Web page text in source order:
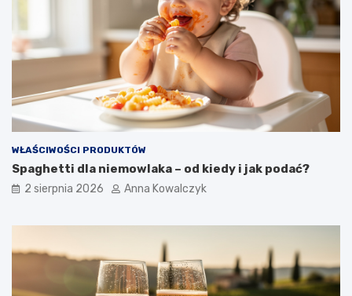
WŁAŚCIWOŚCI PRODUKTÓW
Spaghetti dla niemowlaka – od kiedy i jak podać?
2 sierpnia 2026 Anna Kowalczyk